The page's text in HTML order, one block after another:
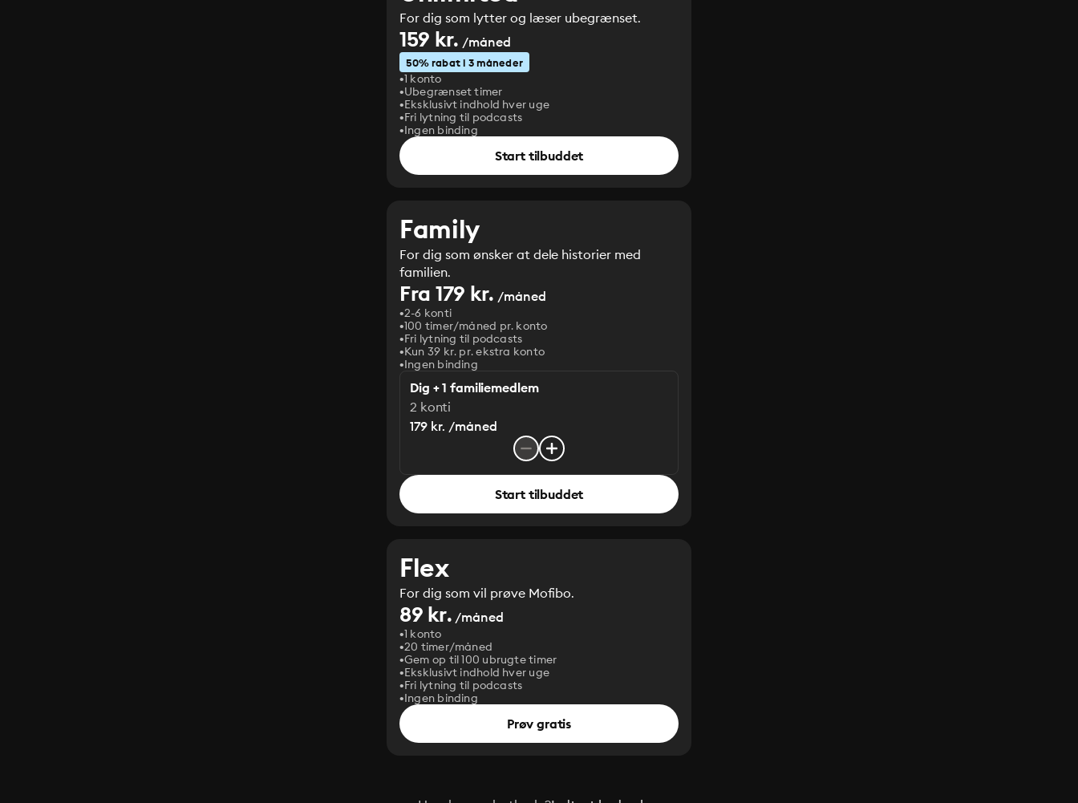
For dig som lytter og læser ubegrænset.
159 kr. /måned
50% rabat i 3 måneder
1 konto
Ubegrænset timer
Eksklusivt indhold hver uge
Fri lytning til podcasts
Ingen binding
Start tilbuddet
Family
For dig som ønsker at dele historier med
familien.
Fra 179 kr. /måned
2-6 konti
100 timer/måned pr. konto
Fri lytning til podcasts
Kun 39 kr. pr. ekstra konto
Ingen binding
Dig + 1 familiemedlem
2 konti
179 kr. /måned
Start tilbuddet
Flex
For dig som vil prøve Mofibo.
89 kr. /måned
1 konto
20 timer/måned
Gem op til 100 ubrugte timer
Eksklusivt indhold hver uge
Fri lytning til podcasts
Ingen binding
Prøv gratis